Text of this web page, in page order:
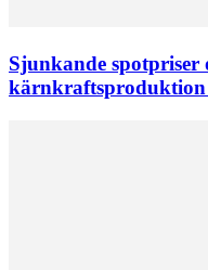
Sjunkande spotpriser
kärnkraftsproduktion